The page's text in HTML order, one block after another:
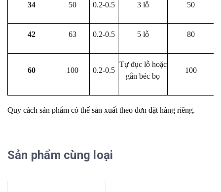
34 50 0.2-0.5 3 lỗ 50
42 63 0.2-0.5 5 lỗ 80
60 100 0.2-0.5
Tự đục lỗ hoặc
gắn béc bọ
100
Quy cách sản phẩm có thể sản xuất theo đơn đặt hàng riêng.
Sản phẩm cùng loại